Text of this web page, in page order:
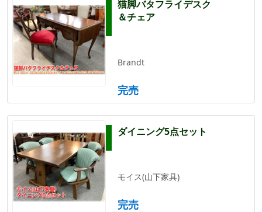
猫脚バタフライデスク
＆チェア
Brandt
完売
ダイニング5点セット
モイス(山下家具)
完売